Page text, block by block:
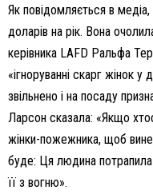
Як повідомляється в
доларів на рік. Вона
керівника LAFD Ральфа
«ігноруванні скарг жінок у
звільнено і на посаду
Ларсон сказала: «Якщо
жінки-пожежника, щоб
буде: Ця людина
її з вогню».